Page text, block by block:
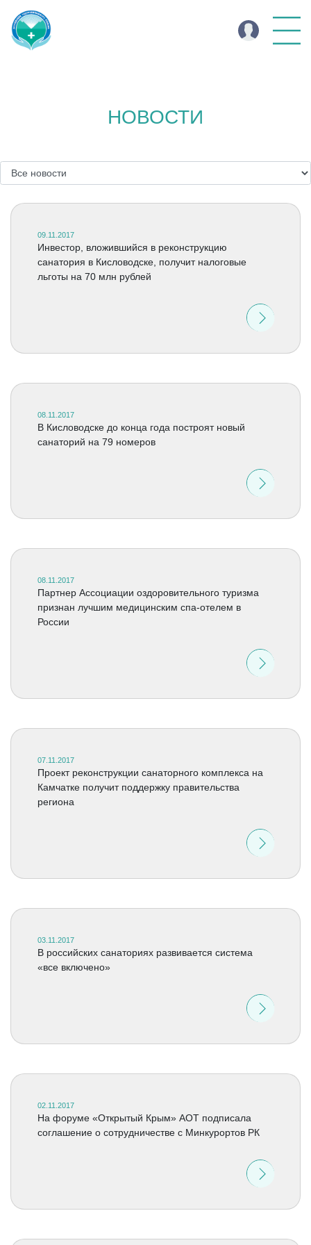
НОВОСТИ
09.11.2017
Инвестор, вложившийся в реконструкцию
санатория в Кисловодске, получит налоговые
льготы на 70 млн рублей
08.11.2017
В Кисловодске до конца года построят новый
санаторий на 79 номеров
08.11.2017
Партнер Ассоциации оздоровительного туризма
признан лучшим медицинским спа-отелем в
России
07.11.2017
Проект реконструкции санаторного комплекса на
Камчатке получит поддержку правительства
региона
03.11.2017
В российских санаториях развивается система
«все включено»
02.11.2017
На форуме «Открытый Крым» АОТ подписала
соглашение о сотрудничестве с Минкурортов РК